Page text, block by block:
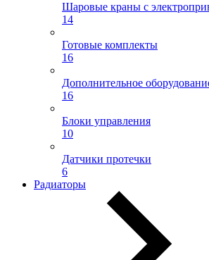
Шаровые краны с
14
Готовые комплекты
16
Дополнительное
16
Блоки управления
10
Датчики протечки
6
Радиаторы